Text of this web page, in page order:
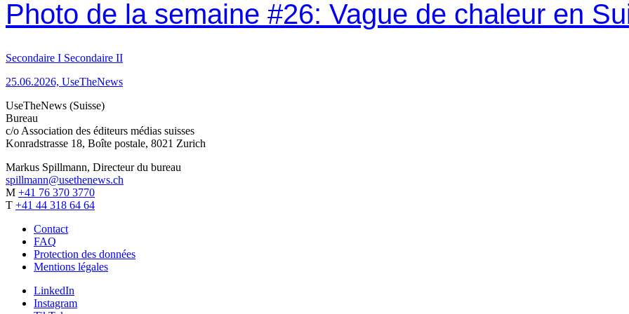
Photo de la semaine #26: Vague de chaleur en
Secondaire I Secondaire II
25.06.2026, UseTheNews
UseTheNews (Suisse)
Bureau
c/o Association des éditeurs médias suisses
Konradstrasse 18, Boîte postale, 8021 Zurich
Markus Spillmann, Directeur du bureau
spillmann@usethenews.ch
M +41 76 370 3770
T +41 44 318 64 64
Contact
FAQ
Protection des données
Mentions légales
LinkedIn
Instagram